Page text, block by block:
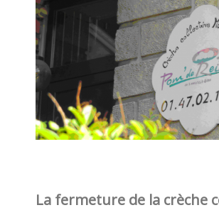
La fermeture de la crèche